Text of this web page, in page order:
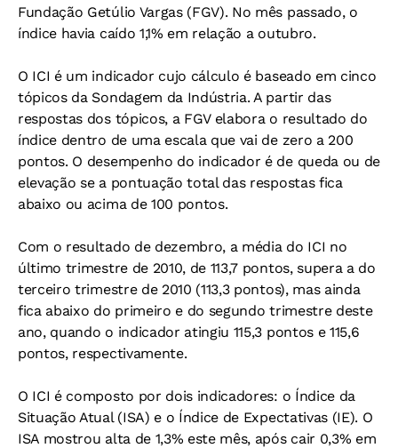
Fundação Getúlio Vargas (FGV). No mês passado, o
índice havia caído 1,1% em relação a outubro.
O ICI é um indicador cujo cálculo é baseado em cinco
tópicos da Sondagem da Indústria. A partir das
respostas dos tópicos, a FGV elabora o resultado do
índice dentro de uma escala que vai de zero a 200
pontos. O desempenho do indicador é de queda ou de
elevação se a pontuação total das respostas fica
abaixo ou acima de 100 pontos.
Com o resultado de dezembro, a média do ICI no
último trimestre de 2010, de 113,7 pontos, supera a do
terceiro trimestre de 2010 (113,3 pontos), mas ainda
fica abaixo do primeiro e do segundo trimestre deste
ano, quando o indicador atingiu 115,3 pontos e 115,6
pontos, respectivamente.
O ICI é composto por dois indicadores: o Índice da
Situação Atual (ISA) e o Índice de Expectativas (IE). O
ISA mostrou alta de 1,3% este mês, após cair 0,3% em